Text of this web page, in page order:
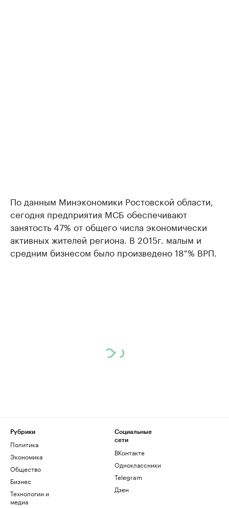
По данным Минэкономики Ростовской области,
сегодня предприятия МСБ обеспечивают
занятость 47% от общего числа экономически
активных жителей региона. В 2015г. малым и
средним бизнесом было произведено 18 % ВРП.
Рубрики
Политика
Экономика
Общество
Бизнес
Технологии и
медиа
Социальные
сети
ВКонтакте
Одноклассники
Telegram
Дзен